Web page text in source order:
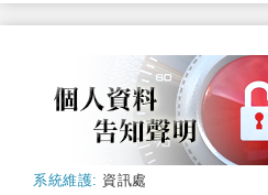
系統維護: 資訊處